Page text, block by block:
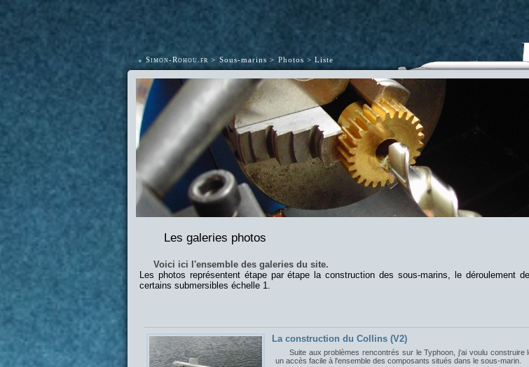
• Simon-Rohou.fr Sous-marins Photos Liste
Les galeries photos
Voici ici l'ensemble des galeries du site.
Les photos représentent étape par étape la construction des sous-marins, le déroulement
certains submersibles échelle 1.
La construction du Collins (V2)
Suite aux problèmes rencontrés sur le Typhoon, j'ai voulu construire
un accès facile à l'ensemble des composants situés dans le sous-marin.